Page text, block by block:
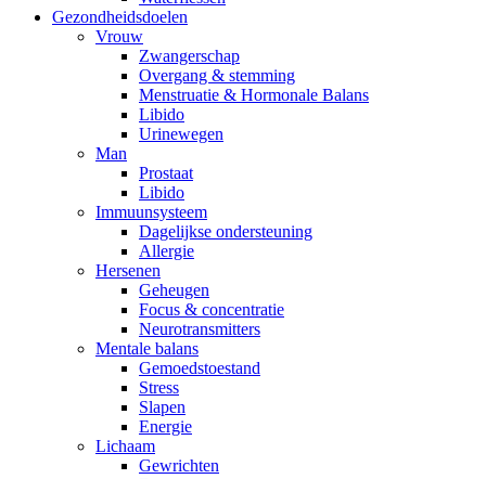
Gezondheidsdoelen
Vrouw
Zwangerschap
Overgang & stemming
Menstruatie & Hormonale Balans
Libido
Urinewegen
Man
Prostaat
Libido
Immuunsysteem
Dagelijkse ondersteuning
Allergie
Hersenen
Geheugen
Focus & concentratie
Neurotransmitters
Mentale balans
Gemoedstoestand
Stress
Slapen
Energie
Lichaam
Gewrichten